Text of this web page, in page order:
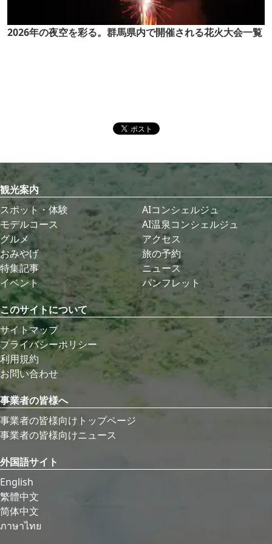
2026年の夜空を彩る。群馬県内で開催される花火大会一覧
観光案内
スポット・体験
モデルコース
グルメ
おみやげ
特集記事
イベント
AIコンシェルジュ
AI温泉コンシェルジュ
アクセス
旅の予約
ニュース
パンフレット
このサイトについて
サイトマップ
プライバシーポリシー
利用規約
お問い合わせ
事業者の皆様へ
事業者の皆様向けトップページ
事業者の皆様向けニュース
外国語サイト
English
繁體中文
简体中文
ภาษาไทย